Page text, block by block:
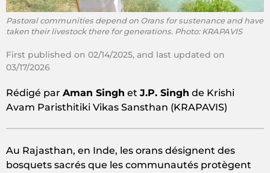
Pastoral communities depend on Orans for sustenance and have
taken their livestock there for generations. Photo: KRAPAVIS
First published on 02/14/2025, and last updated on
03/17/2026
Rédigé par Aman Singh et J.P. Singh de Krishi
Avam Paristhitiki Vikas Sansthan (KRAPAVIS)
Au Rajasthan, en Inde, les orans désignent des
bosquets sacrés que les communautés protègent